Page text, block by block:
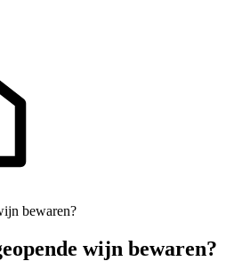
bewaren?
wijn bewaren?